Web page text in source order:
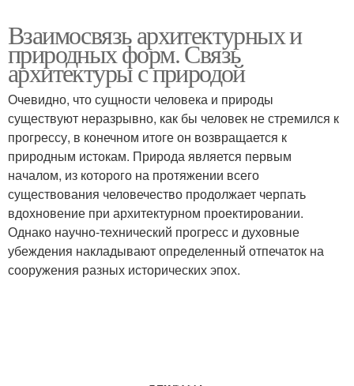
Взаимосвязь архитектурных и
природных форм. Связь
архитектуры с природой
Очевидно, что сущности человека и природы
существуют неразрывно, как бы человек не стремился к
прогрессу, в конечном итоге он возвращается к
природным истокам. Природа является первым
началом, из которого на протяжении всего
существования человечество продолжает черпать
вдохновение при архитектурном проектировании.
Однако научно-технический прогресс и духовные
убеждения накладывают определенный отпечаток на
сооружения разных исторических эпох.